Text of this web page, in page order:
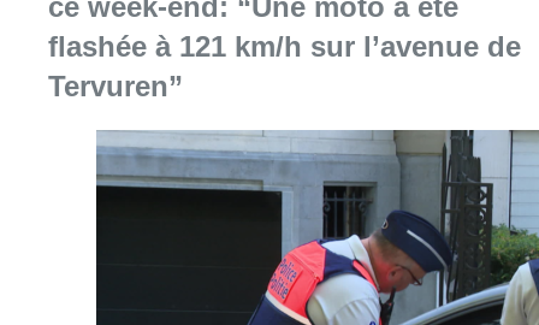
flashée à 121 km/h sur l’avenue de
Tervuren”